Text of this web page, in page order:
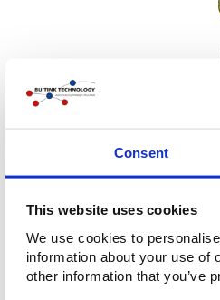
Consent
This website uses cookies
We use cookies to
information about your use of
other information that you’ve